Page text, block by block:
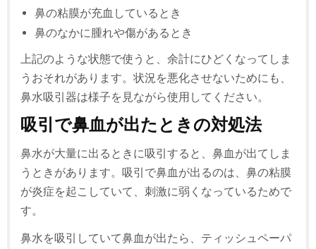
鼻の粘膜が充血しているとき
鼻のなかに腫れや傷があるとき
上記のような状態で使うと、余計にひどくなってしま
うおそれがあります。状況を悪化させないためにも、
鼻水吸引器は様子を見ながら使用してください。
吸引で鼻血が出たときの対処法
鼻水が大量に出るときに吸引すると、鼻血が出てしま
うときがあります。吸引で鼻血が出るのは、鼻の粘膜
が炎症を起こしていて、刺激に弱くなっているためで
す。
鼻水を吸引していて鼻血が出たら、ティッシュペーパ